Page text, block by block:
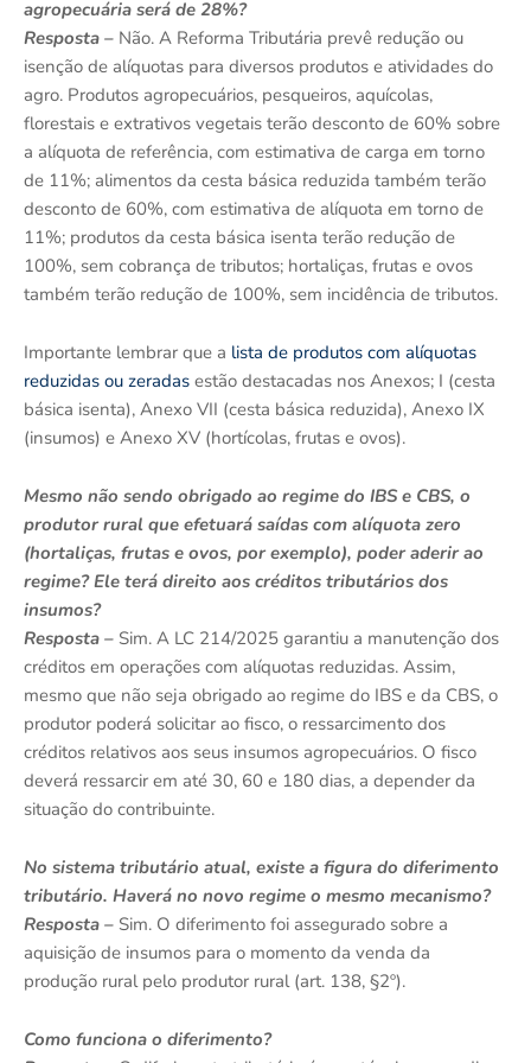
agropecuária será de 28%?
Resposta – Não. A Reforma Tributária prevê redução ou
isenção de alíquotas para diversos produtos e atividades do
agro. Produtos agropecuários, pesqueiros, aquícolas,
florestais e extrativos vegetais terão desconto de 60% sobre
a alíquota de referência, com estimativa de carga em torno
de 11%; alimentos da cesta básica reduzida também terão
desconto de 60%, com estimativa de alíquota em torno de
11%; produtos da cesta básica isenta terão redução de
100%, sem cobrança de tributos; hortaliças, frutas e ovos
também terão redução de 100%, sem incidência de tributos.
Importante lembrar que a lista de produtos com alíquotas
reduzidas ou zeradas estão destacadas nos Anexos; I (cesta
básica isenta), Anexo VII (cesta básica reduzida), Anexo IX
(insumos) e Anexo XV (hortícolas, frutas e ovos).
Mesmo não sendo obrigado ao regime do IBS e CBS, o
produtor rural que efetuará saídas com alíquota zero
(hortaliças, frutas e ovos, por exemplo), poder aderir ao
regime? Ele terá direito aos créditos tributários dos
insumos?
Resposta – Sim. A LC 214/2025 garantiu a manutenção dos
créditos em operações com alíquotas reduzidas. Assim,
mesmo que não seja obrigado ao regime do IBS e da CBS, o
produtor poderá solicitar ao fisco, o ressarcimento dos
créditos relativos aos seus insumos agropecuários. O fisco
deverá ressarcir em até 30, 60 e 180 dias, a depender da
situação do contribuinte.
No sistema tributário atual, existe a figura do diferimento
tributário. Haverá no novo regime o mesmo mecanismo?
Resposta – Sim. O diferimento foi assegurado sobre a
aquisição de insumos para o momento da venda da
produção rural pelo produtor rural (art. 138, §2º).
Como funciona o diferimento?